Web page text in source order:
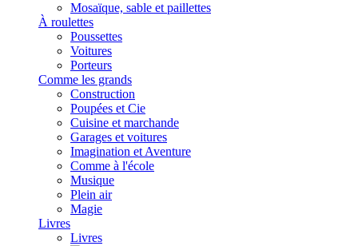
Mosaïque, sable et paillettes
À roulettes
Poussettes
Voitures
Porteurs
Comme les grands
Construction
Poupées et Cie
Cuisine et marchande
Garages et voitures
Imagination et Aventure
Comme à l'école
Musique
Plein air
Magie
Livres
Livres